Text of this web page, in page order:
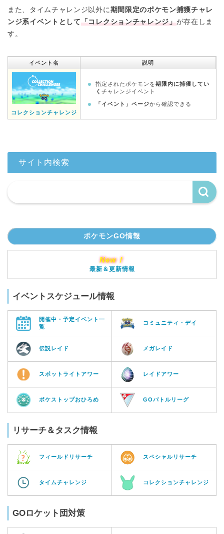
また、タイムチャレンジ以外に 期間限定のポケモン捕獲チャレ
ンジ系イベントとして「コレクションチャレンジ」が存在しま
す。
イベント名 説明
コレクションチャレンジ
指定されたポケモンを期限内に捕獲してい
く チャレンジイベント
「イベント」ページから確認できる
サイト内検索
ポケモンGO情報
New！
最新＆更新情報
イベントスケジュール情報
開催中・予定イベント一
覧
コミュニティ・デイ
伝説レイド メガレイド
スポットライトアワー レイドアワー
ポケストップおひろめ GOバトルリーグ
リサーチ＆タスク情報
フィールドリサーチ スペシャルリサーチ
タイムチャレンジ コレクションチャレンジ
GOロケット団対策